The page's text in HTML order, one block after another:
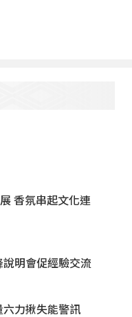
香氛串起文化連
明會促經驗交流
六力揪失能警訊